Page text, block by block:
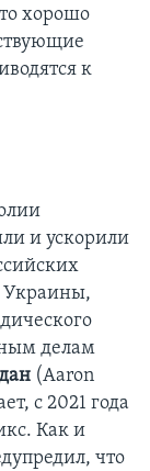
хорошо
к
и ускорили
Украины,
делам
(Aaron
с 2021 года
Как и
что